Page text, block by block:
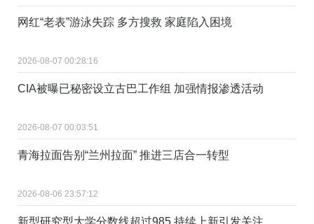
网红“老表”游泳失踪 多方搜救 家庭陷入困境
2026-08-07 00:28:16
CIA被曝已秘密设立古巴工作组 加强情报渗透活动
2026-08-07 00:03:51
青海拉面告别“兰州拉面” 推进三店合一转型
2026-08-06 23:57:12
新型研究型大学分数线超过985 持续上新引发关注